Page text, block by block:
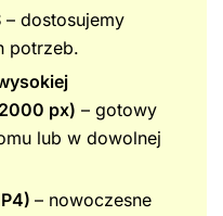
– dostosujemy
potrzeb.
px) – gotowy
lub w dowolnej
– nowoczesne